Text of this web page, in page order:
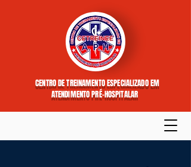
CENTRO DE TREINAMENTO ESPECIALIZADO EM
ATENDIMENTO PRÉ-HOSPITALAR